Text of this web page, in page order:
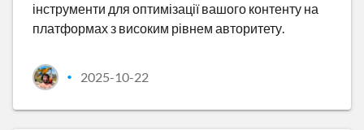
інструменти для оптимізації вашого контенту на
платформах з високим рівнем авторитету.
• 2025-10-22